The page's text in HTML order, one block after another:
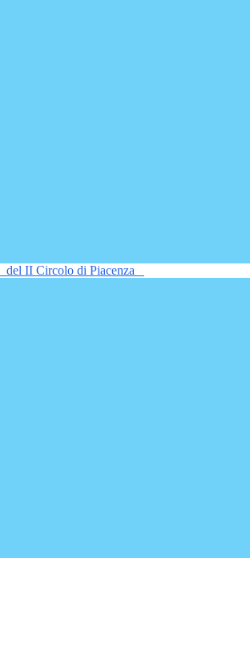
del II Circolo di Piacenza